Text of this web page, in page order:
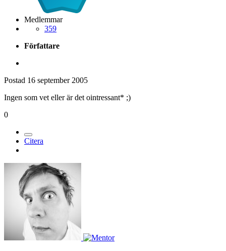
Medlemmar
359
Författare
Postad 16 september 2005
Ingen som vet eller är det ointressant* ;)
0
Citera